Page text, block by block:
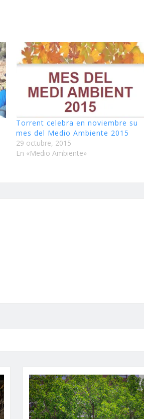
Torrent celebra en noviembre su
mes del Medio Ambiente 2015
29 octubre, 2015
En «Medio Ambiente»